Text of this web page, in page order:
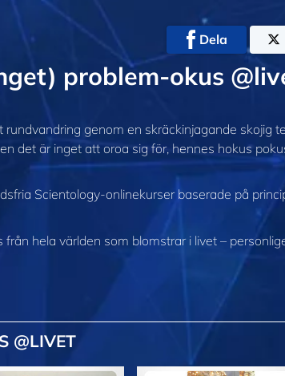
Dela
problem‑okus
genom en skräckinjagande skojig
det är inget att oroa sig för, hennes hokus
Scientology-onlinekurser baserade på
från hela världen som blomstrari livet –
@LIVET